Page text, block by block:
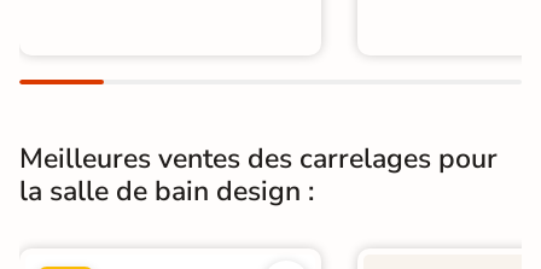
Meilleures ventes des carrelages pour
la salle de bain design :